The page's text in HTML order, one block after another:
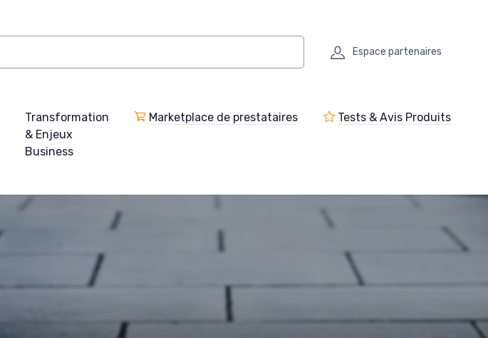
Espace partenaires
Transformation
& Enjeux
Business
Marketplace de prestataires Tests & Avis Produits